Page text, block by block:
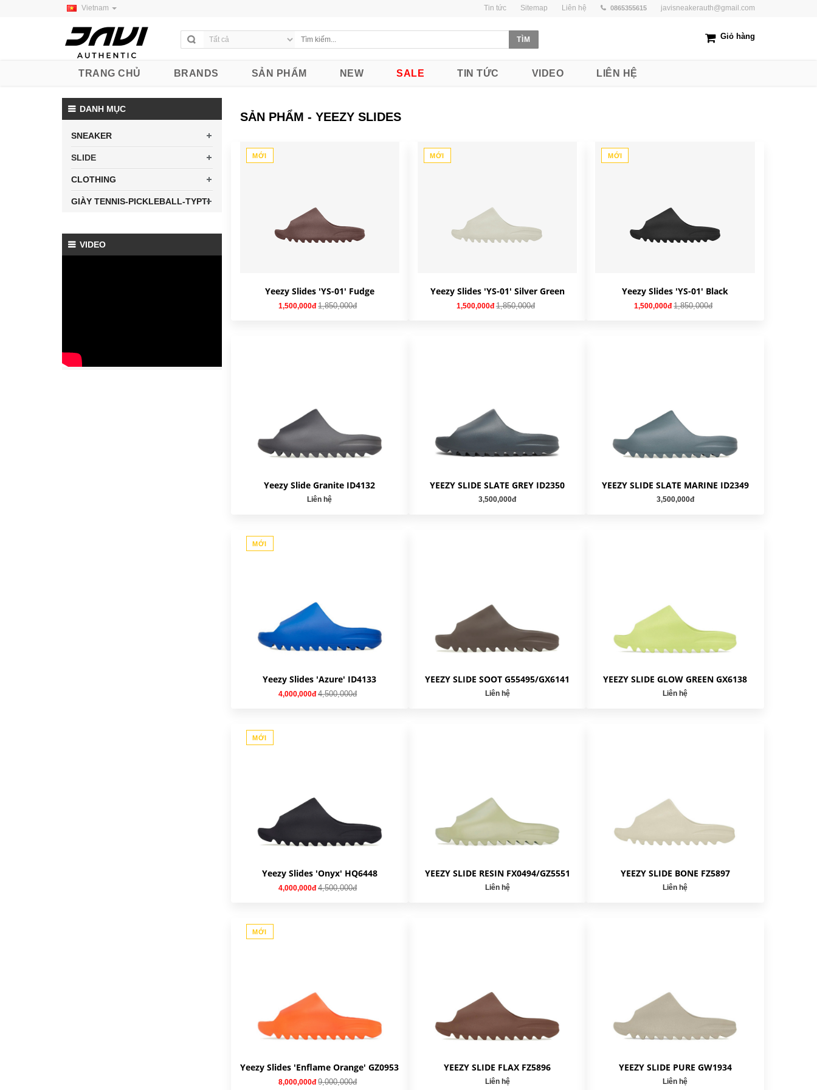
Vietnam Tin tức Sitemap Liên hệ 0865355615 javisneakerauth@gmail.com
Giỏ hàng
TRANG CHỦ BRANDS SẢN PHẨM NEW SALE TIN TỨC VIDEO LIÊN HỆ
SẢN PHẨM - YEEZY SLIDES
MỚI
Yeezy Slides 'YS-01' Fudge
1,500,000đ 1,850,000đ
MỚI
Yeezy Slides 'YS-01' Silver Green
1,500,000đ 1,850,000đ
MỚI
Yeezy Slides 'YS-01' Black
1,500,000đ 1,850,000đ
Yeezy Slide Granite ID4132
Liên hệ
YEEZY SLIDE SLATE GREY ID2350
3,500,000đ
YEEZY SLIDE SLATE MARINE ID2349
3,500,000đ
MỚI
Yeezy Slides 'Azure' ID4133
4,000,000đ 4,500,000đ
YEEZY SLIDE SOOT G55495/GX6141
Liên hệ
YEEZY SLIDE GLOW GREEN GX6138
Liên hệ
MỚI
Yeezy Slides 'Onyx' HQ6448
4,000,000đ 4,500,000đ
YEEZY SLIDE RESIN FX0494/GZ5551
Liên hệ
YEEZY SLIDE BONE FZ5897
Liên hệ
MỚI
Yeezy Slides 'Enflame Orange' GZ0953
8,000,000đ 9,000,000đ
YEEZY SLIDE FLAX FZ5896
Liên hệ
YEEZY SLIDE PURE GW1934
Liên hệ
DANH MỤC
SNEAKER
SLIDE
CLOTHING
GIÀY TENNIS-PICKLEBALL-TYPTI
VIDEO